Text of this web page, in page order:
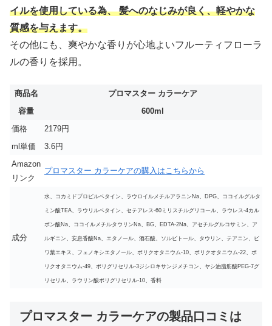
イルを使用している為、 髪へのなじみが良く、軽やかな
質感を与えます。
その他にも、爽やかな香りが心地よいフルーティフローラ
ルの香りを採用。
商品名
プロマスター カラーケア
容量
600ml
価格
2179円
ml単価
3.6円
Amazon
リンク
プロマスター カラーケアの購入はこちらから
成分
水、コカミドプロピルベタイン、ラウロイルメチルアラニンNa、DPG、ココイルグルタ
ミン酸TEA、ラウリルベタイン、セテアレス-60ミリスチルグリコール、ラウレス-4カル
ボン酸Na、ココイルメチルタウリンNa、BG、EDTA-2Na、アセチルグルコサミン、ア
ルギニン、安息香酸Na、エタノール、酒石酸、ソルビトール、タウリン、テアニン、ビ
ワ葉エキス、フェノキシエタノール、ポリクオタニウム-10、ポリクオタニウム-22、ポ
リクオタニウム-49、ポリグリセリル-3ジシロキサンジメチコン、ヤシ油脂肪酸PEG-7グ
リセリル、ラウリン酸ポリグリセリル-10、香料
プロマスター カラーケアの製品口コミは